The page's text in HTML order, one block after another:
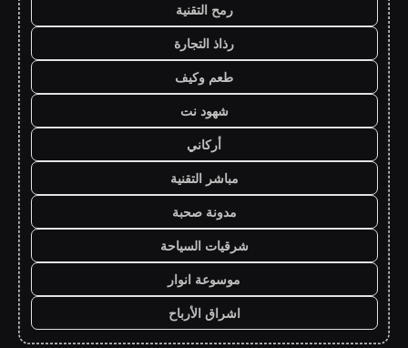
رمح التقنية
رذاذ التجارة
طعم وكيف
شهود نت
أركاني
مباشر التقنية
مدونة صحبة
شرقيات السياحة
موسوعة انوار
اشراق الأرباح